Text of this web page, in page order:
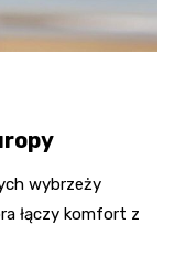
wybrzeży
łączy komfort z